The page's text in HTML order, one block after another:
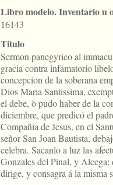
Libro modelo. Inventario u
16143
Titulo
Sermon panegyrico al
gracia contra infamatorio
concepcion de la soberana
Dios Maria Santissima,
el debe, ò pudo haber de la
diciembre, que predicó el
Compañia de Jesus, en el
señor San Joan Bautista,
celebra. Sacanlo a luz las
Gonzales del Pinal, y
dirige, y consagra á la misma